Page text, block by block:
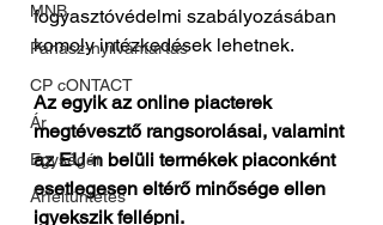
MNB
Panasz-nyilvántartás
CP cONTACT
Ár
Egységár
Árfeltüntetés
fogyasztóvédelmi szabályozásában
komoly intézkedések lehetnek.
Az egyik az online piacterek
megtévesztő rangsorolásai, valamint
az EU-n belüli termékek piaconként
esetlegesen eltérő minősége ellen
igyekszik fellépni.